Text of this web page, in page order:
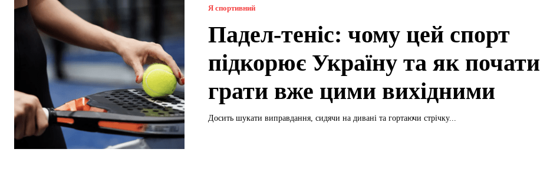
Я спортивний
Падел-теніс: чому цей спорт
підкорює Україну та як почати
грати вже цими вихідними
Досить шукати виправдання, сидячи на дивані та гортаючи стрічку...